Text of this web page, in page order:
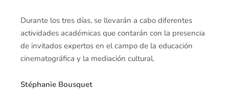
Durante los tres días, se llevarán a cabo diferentes
actividades académicas que contarán con la presencia
de invitados expertos en el campo de la educación
cinematográfica y la mediación cultural.
Stéphanie Bousquet